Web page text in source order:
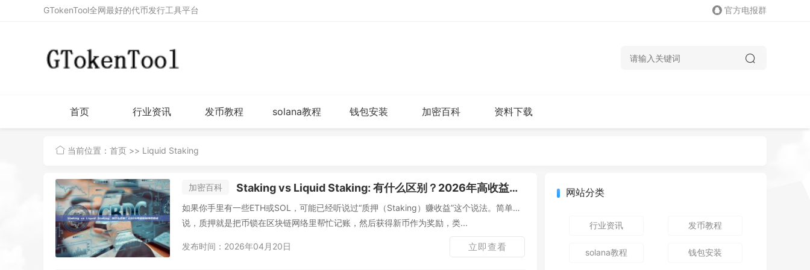
GTokenTool全网最好的代币发行工具平台 官方电报群
首页 行业资讯 发币教程 solana教程 钱包安装 加密百科 资料下载
当前位置： 首页 >> Liquid Staking
加密百科 Staking vs Liquid Staking: 有什么区别？2026年高收益项目盘点
如果你手里有一些ETH或SOL，可能已经听说过“质押（Staking）赚收益”这个说法。简单来
说，质押就是把币锁在区块链网络里帮忙记账，然后获得新币作为奖励，类...
发布时间：2026年04月20日 立即查看
网站分类
行业资讯 发币教程
solana教程 钱包安装